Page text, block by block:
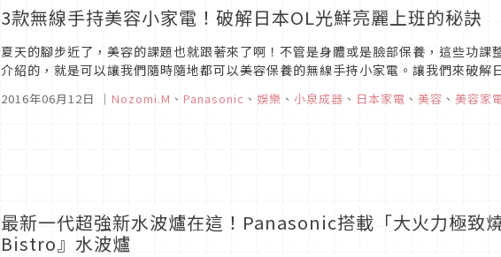
3款無線手持美容小家電！破解日本OL光鮮亮麗上班的秘訣
夏天的腳步近了，美容的課題也就跟著來了啊！不管是身體或是臉部保養，這些功課
介紹的，就是可以讓我們隨時隨地都可以美容保養的無線手持小家電。讓我們來破解
2016年06月12日 ｜ Nozomi.M 、 Panasonic 、 娛樂 、 小泉成器 、 日本家電 、 美容 、 美容家
最新一代超強新水波爐在這！Panasonic搭載「大火力極致
Bistro』水波爐